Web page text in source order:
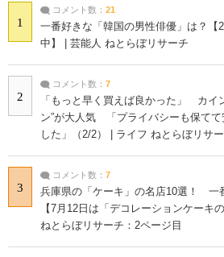
1
コメント数： 21
一番好きな「韓国の男性俳優」は？【
中】 | 芸能人 ねとらぼリサーチ
2
コメント数： 7
「もっと早く買えば良かった」 カイ
ン”が大人気 「プライバシーも保てて
した」（2/2） | ライフ ねとらぼリサ
3
コメント数： 7
兵庫県の「ケーキ」の名店10選！ 一
【7月12日は「デコレーションケーキ
ねとらぼリサーチ：2ページ目